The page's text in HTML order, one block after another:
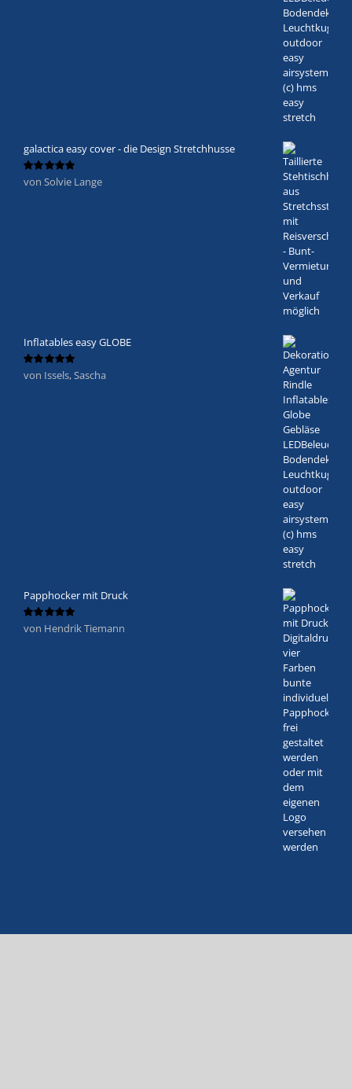
galactica easy cover - die Design Stretchhusse
Bewertet
von Solvie Lange
Inflatables easy GLOBE
Bewertet
von Issels, Sascha
Papphocker mit Druck
Bewertet
von Hendrik Tiemann